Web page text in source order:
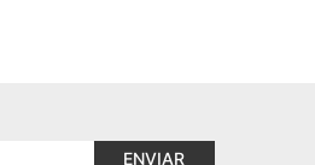
ENVIAR